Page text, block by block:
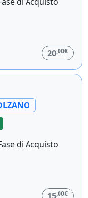
20,00€
di Acquisto
15,00€